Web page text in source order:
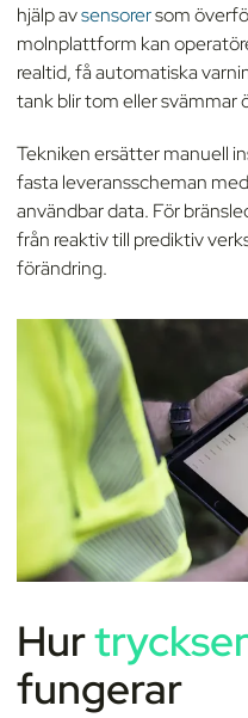
hjälp avsensorersom
molnplattform kan
realtid, få automatiska
tank blir tom eller svämmar
Tekniken ersätter manuell
fasta leveransscheman
användbar data. För
från reaktiv till prediktiv
förändring.
Hur
fungerar